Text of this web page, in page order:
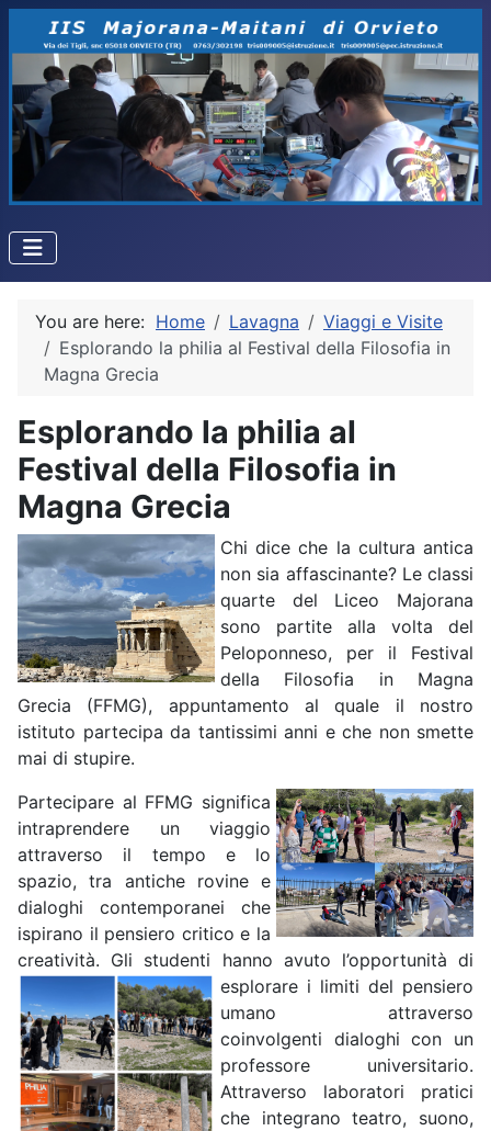
You are here: Home Lavagna
Viaggi e Visite
Esplorando la philia al Festival della Filosofia in
Magna Grecia
Esplorando la philia al
Festival della Filosofia in
Magna Grecia
Chi dice che la cultura antica
non sia affascinante? Le classi
quarte del Liceo Majorana
sono partite alla volta del
Peloponneso, per il Festival
della Filosofia in Magna
Grecia (FFMG), appuntamento al quale il nostro
istituto partecipa da tantissimi anni e che non smette
mai di stupire.
Partecipare al FFMG significa
intraprendere un viaggio
attraverso il tempo e lo
spazio, tra antiche rovine e
dialoghi contemporanei che
ispirano il pensiero critico e la
creatività. Gli studenti hanno avuto l’opportunità di
esplorare i limiti del pensiero
umano attraverso
coinvolgenti dialoghi con un
professore universitario.
Attraverso laboratori pratici
che integrano teatro, suono,